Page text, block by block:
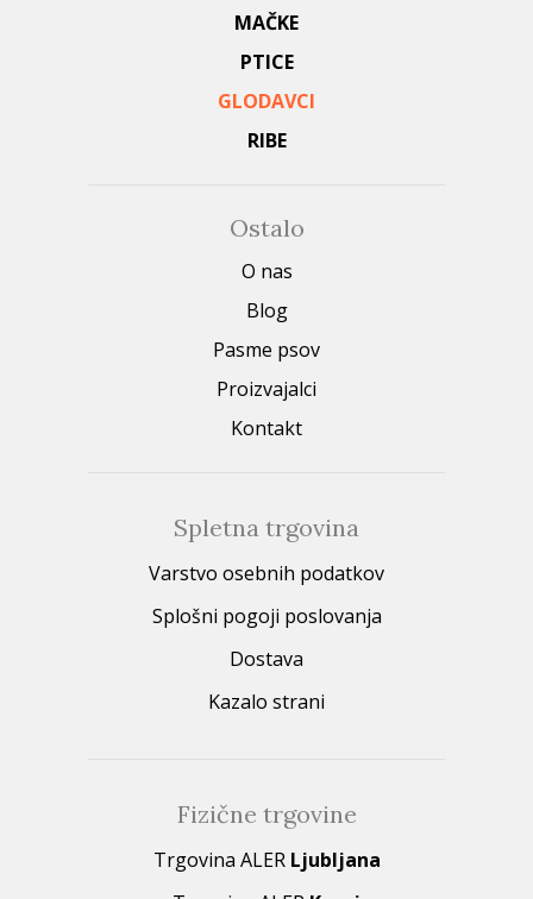
MAČKE
PTICE
GLODAVCI
RIBE
Ostalo
O nas
Blog
Pasme psov
Proizvajalci
Kontakt
Spletna trgovina
Varstvo osebnih podatkov
Splošni pogoji poslovanja
Dostava
Kazalo strani
Fizične trgovine
Trgovina ALER Ljubljana